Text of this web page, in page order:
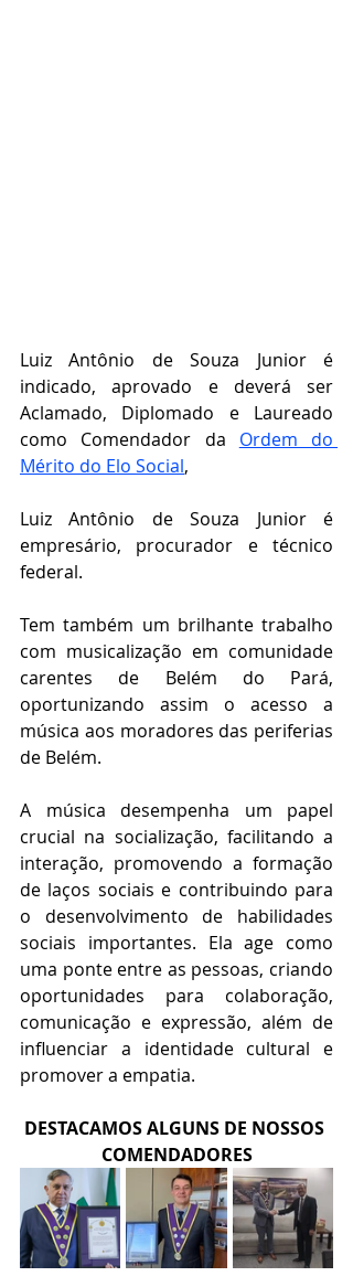
Luiz Antônio de Souza Junior é
indicado, aprovado e deverá ser
Aclamado, Diplomado e Laureado
como Comendador da Ordem do
Mérito do Elo Social,
Luiz Antônio de Souza Junior é
empresário, procurador e técnico
federal.
Tem também um brilhante trabalho
com musicalização em comunidade
carentes de Belém do Pará,
oportunizando assim o acesso a
música aos moradores das periferias
de Belém.
A música desempenha um papel
crucial na socialização, facilitando a
interação, promovendo a formação
de laços sociais e contribuindo para
o desenvolvimento de habilidades
sociais importantes. Ela age como
uma ponte entre as pessoas, criando
oportunidades para colaboração,
comunicação e expressão, além de
influenciar a identidade cultural e
promover a empatia.
DESTACAMOS ALGUNS DE NOSSOS
COMENDADORES